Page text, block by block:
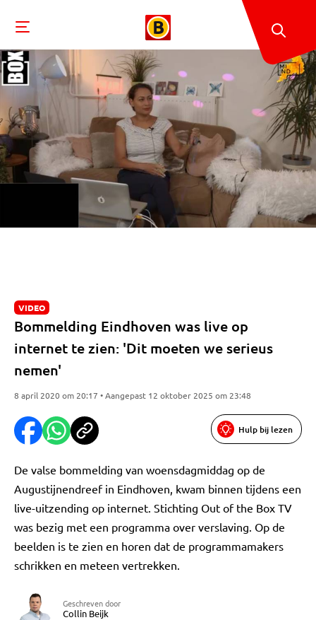
VIDEO
Bommelding Eindhoven was live op
internet te zien: 'Dit moeten we serieus
nemen'
8 april 2020 om 20:17 • Aangepast 12 oktober 2025 om 23:48
Hulp bij lezen
De valse bommelding van woensdagmiddag op de
Augustijnendreef in Eindhoven, kwam binnen tijdens een
live-uitzending op internet. Stichting Out of the Box TV
was bezig met een programma over verslaving. Op de
beelden is te zien en horen dat de programmamakers
schrikken en meteen vertrekken.
Geschreven door
Collin Beijk